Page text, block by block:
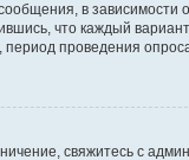
в зависимости
что каждый
проведения
свяжитесь с